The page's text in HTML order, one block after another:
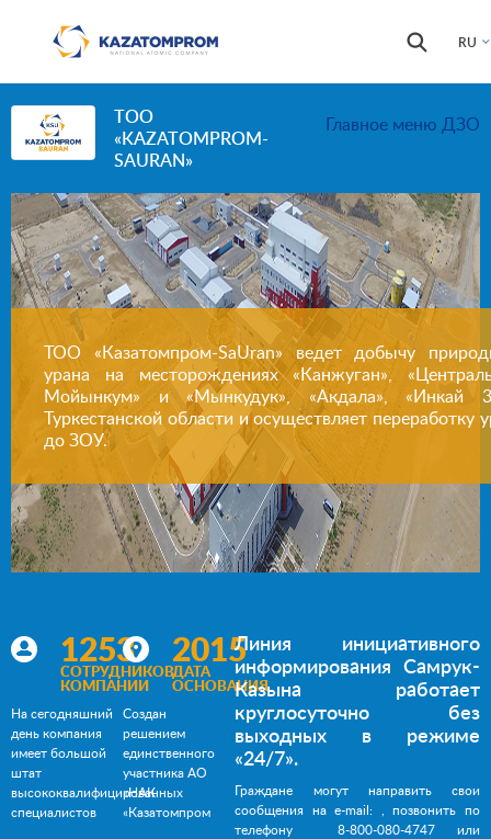
RU
Форма
Поиск
ТОО
«KAZATOMPROM-
SAURAN»
Главное меню ДЗО
ТОО «Казатомпром-SaUran» ведет добычу
урана на месторождениях «Канжуган»,
Мойынкум» и «Мынкудук», «Акдала», «Инкай
Туркестанской области и осуществляет переработку
до ЗОУ.
1253
СОТРУДНИКОВ
КОМПАНИИ
На сегодняшний
день компания
имеет большой
штат
высококвалифицированных
специалистов
2015
ДАТА
ОСНОВАНИЯ
Создан
решением
единственного
участника АО
«НАК
«Казатомпром
Линия инициативного
информирования Самрук-
Казына работает
круглосуточно без
выходных в режиме
«24/7».
Граждане могут направить свои
сообщения на e-mail: , позвонить по
телефону 8-800-080-4747 или